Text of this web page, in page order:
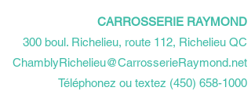
CARROSSERIE RAYMOND
​300 boul. Richelieu, route 112, Richelieu QC
ChamblyRichelieu@CarrosserieRaymond.net
Téléphonez ou textez (450) 658-1000